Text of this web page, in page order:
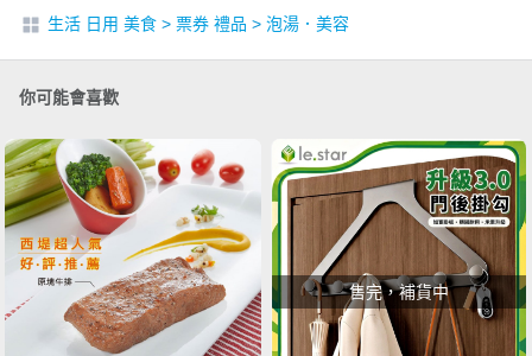
生活 日用 美食 > 票券 禮品 > 泡湯．美容
你可能會喜歡
售完，補貨中